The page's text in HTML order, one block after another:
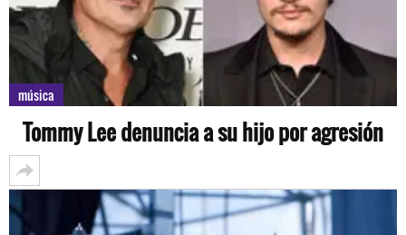
música
Tommy Lee denuncia a su hijo por agresión